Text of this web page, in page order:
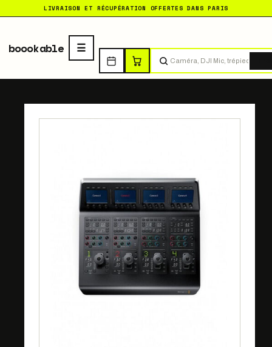
LIVRAISON ET RÉCUPÉRATION OFFERTES DANS PARIS
boookable